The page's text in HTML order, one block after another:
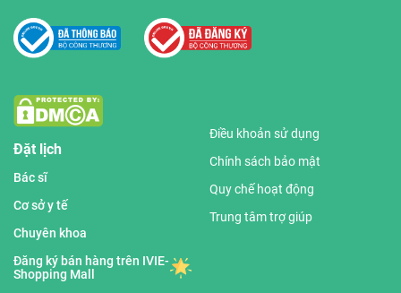
Đặt lịch
Bác sĩ
Cơ sở y tế
Chuyên khoa
Đăng ký bán hàng trên IVIE-
Shopping Mall
Điều khoản sử dụng
Chính sách bảo mật
Quy chế hoạt động
Trung tâm trợ giúp